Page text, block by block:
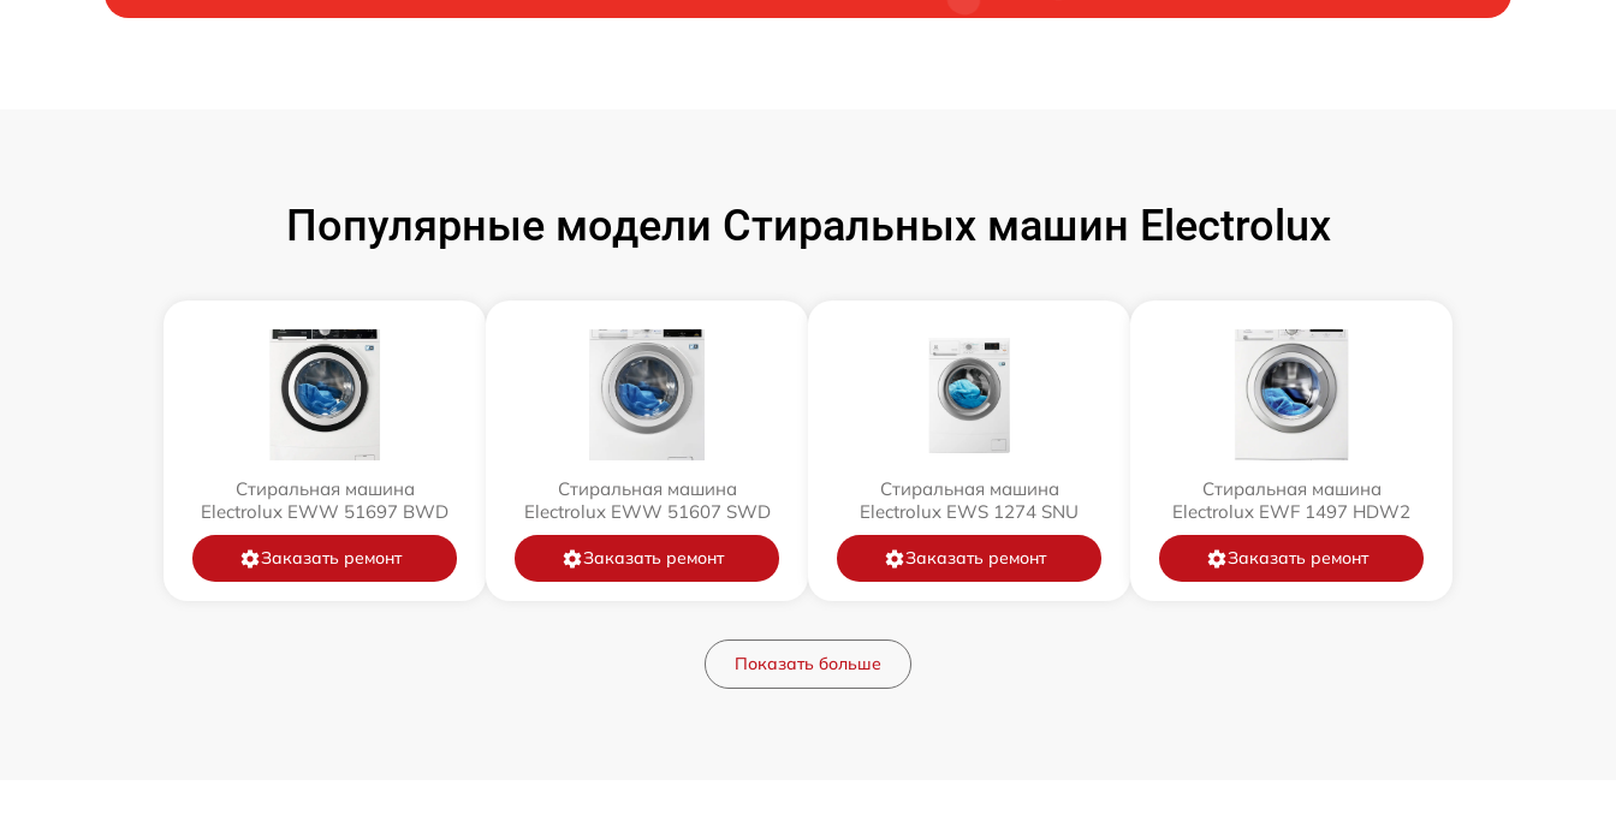
Популярные модели Стиральных машин Electrolux
Стиральная машина
Electrolux EWW 51697 BWD
Заказать ремонт
Стиральная машина
Electrolux EWW 51607 SWD
Заказать ремонт
Стиральная машина
Electrolux EWS 1274 SNU
Заказать ремонт
Стиральная машина
Electrolux EWF 1497 HDW2
Заказать ремонт
Показать больше